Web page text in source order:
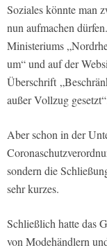
Soziales könnte man
nun aufmachen
Ministeriums
um“ und auf der
Überschrift „
außer Vollzug gesetzt“
Aber schon in der
sondern die
sehr kurzes.
Schließlich hatte das
von Modehändlern